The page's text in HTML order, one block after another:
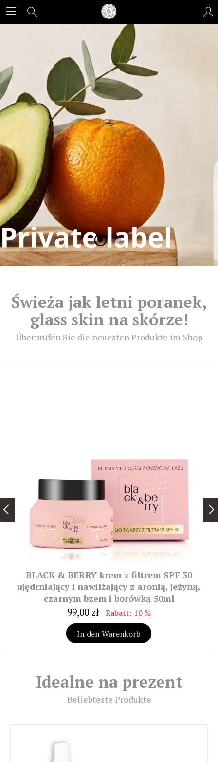
Świeża jak letni poranek,
glass skin na skórze!
Überprüfen Sie die neuesten Produkte im Shop
BLACK & BERRY krem z filtrem SPF 30
ujędrniający i nawilżający z aronią, jeżyną,
czarnym bzem i borówką 50ml
99,00 zł
Rabatt: 10 %
In den Warenkorb
Idealne na prezent
Beliebteste Produkte